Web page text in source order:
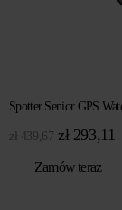
Spotter Senior GPS
zł 439,67 Pierwotna
wynosiła:
zł293,11
Zamów teraz